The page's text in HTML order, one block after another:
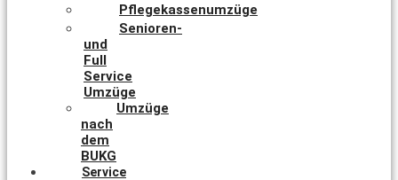
Pflegekassenumzüge
Senioren-
und
Full
Service
Umzüge
Umzüge
nach
dem
BUKG
Service